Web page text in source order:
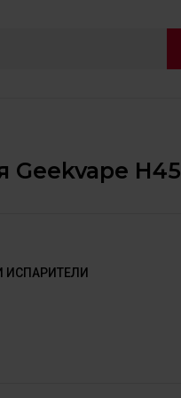
Geekvape H45
ИСПАРИТЕЛИ